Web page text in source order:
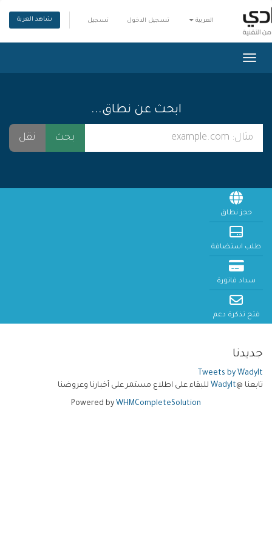
العربية تسجيل الدخول تسجيل شاهد العربة
تبديل التنقل
ابحث عن نطاق...
حجز نطاق
طلب استضافة
سداد فاتورة
فتح تذكرة دعم
جديدنا
Tweets by WadyIt
تابعنا @WadyIt للبقاء على اطلاع مستمر على أخبارنا وعروضنا
Powered by WHMCompleteSolution